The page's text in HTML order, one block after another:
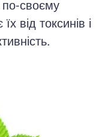
своєму
від токсинів і